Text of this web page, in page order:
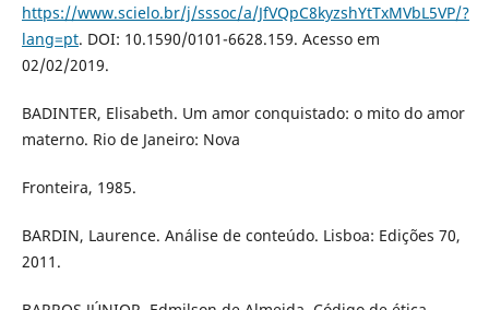
https://www.scielo.br/j/sssoc/a/JfVQpC8kyzshYtTxMVbL5VP/?
lang=pt. DOI: 10.1590/0101-6628.159. Acesso em
02/02/2019.
BADINTER, Elisabeth. Um amor conquistado: o mito do amor
materno. Rio de Janeiro: Nova
Fronteira, 1985.
BARDIN, Laurence. Análise de conteúdo. Lisboa: Edições 70,
2011.